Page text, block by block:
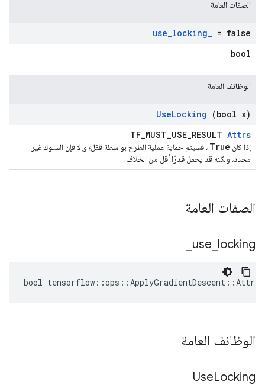
الصفات العامة
use_locking_ = false
bool
الوظائف العامة
UseLocking (bool x)
TF_MUST_USE_RESULT Attrs
إذا كان True ، فسيتم حماية عملية الطرح بواسطة قفل؛ وإلا فإن السلوك غير
محدد، ولكنه قد يحمل قدرًا أقل من الخلاف.
الصفات العامة
use locking
bool
الوظائف العامة
UseLocking